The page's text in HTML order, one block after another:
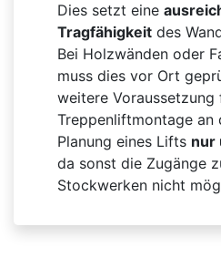
Dies setzt eine
Tragfähigkeit des
Bei Holzwänden oder
muss dies vor Ort
weitere Voraussetzung
Treppenliftmontage an
Planung eines Lifts nur
da sonst die Zugänge
Stockwerken nicht